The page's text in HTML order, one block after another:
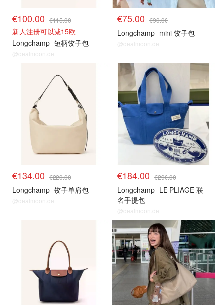
€100.00 €115.00
新人注册可以减15欧
Longchamp 短柄饺子包
@dealmoon.de
€75.00 €90.00
Longchamp mini 饺子包
@dealmoon.de
€134.00 €220.00
Longchamp 饺子单肩包
@dealmoon.de
€184.00 €290.00
Longchamp LE PLIAGE 联
名手提包
@dealmoon.de